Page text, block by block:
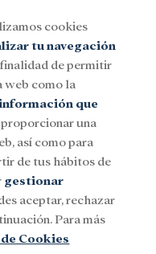
cookies
tu navegación
de permitir
web como la
que
una
así como para
de tus hábitos de
gestionar
aceptar, rechazar
Para más
Cookies